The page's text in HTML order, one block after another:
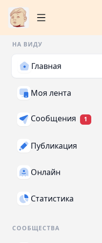
НА ВИДУ
Главная
Моя лента
Сообщения 1
Публикация
Онлайн
Статистика
СООБЩЕСТВА